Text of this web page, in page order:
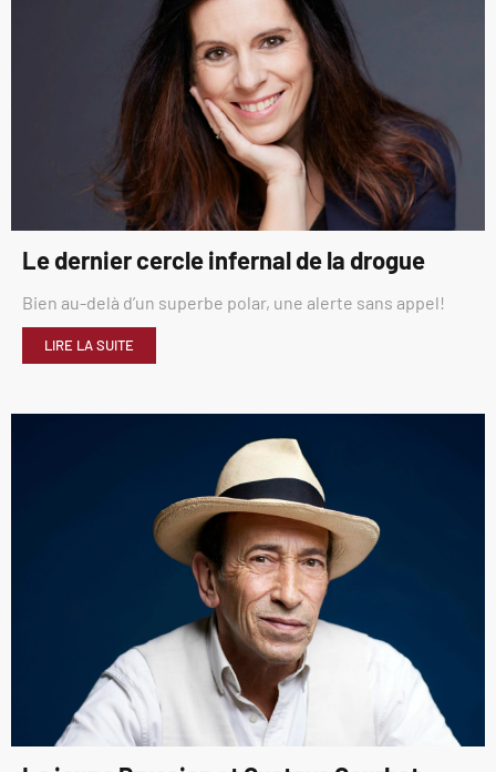
Le dernier cercle infernal de la drogue
Bien au-delà d’un superbe polar, une alerte sans appel!
LIRE LA SUITE